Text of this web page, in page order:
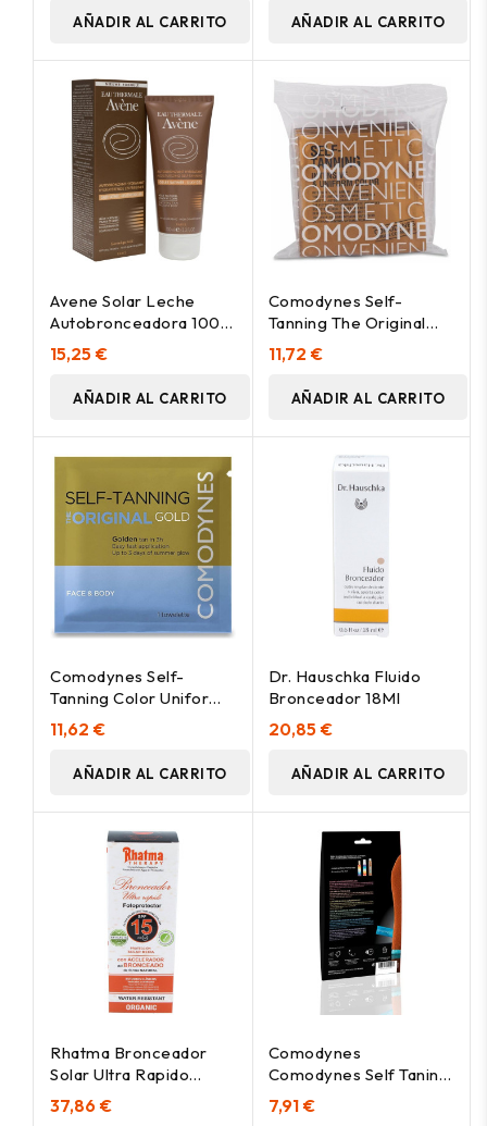
AÑADIR AL CARRITO AÑADIR AL CARRITO
Avene Solar Leche
Autobronceadora 100
Ml
15,25 €
AÑADIR AL CARRITO
Comodynes Self-
Tanning The Original
Dark Toallitas
Autobronceadoras
8Uds
11,72 €
AÑADIR AL CARRITO
Comodynes Self-
Tanning Color Uniforme
Natural Toallitas, 8 Uds
11,62 €
AÑADIR AL CARRITO
Dr. Hauschka Fluido
Bronceador 18Ml
20,85 €
AÑADIR AL CARRITO
Rhatma Bronceador
Solar Ultra Rapido
Spf15 200 Ml
37,86 €
Comodynes
Comodynes Self Taning
Glove 1Ud
7,91 €